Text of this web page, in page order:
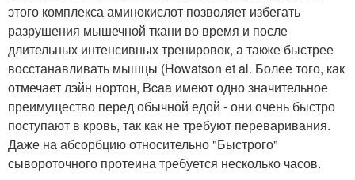
этого комплекса аминокислот позволяет избегать
разрушения мышечной ткани во время и после
длительных интенсивных тренировок, а также быстрее
восстанавливать мышцы (Howatson et al. Более того, как
отмечает лэйн нортон, Bcaa имеют одно значительное
преимущество перед обычной едой - они очень быстро
поступают в кровь, так как не требуют переваривания.
Даже на абсорбцию относительно "Быстрого"
сывороточного протеина требуется несколько часов.